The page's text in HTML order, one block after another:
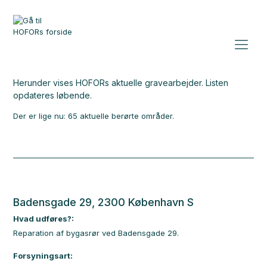
Herunder vises HOFORs aktuelle gravearbejder. Listen
opdateres løbende.
Der er lige nu: 65 aktuelle berørte områder.
Badensgade 29, 2300 København S
Hvad udføres?:
Reparation af bygasrør ved Badensgade 29.
Forsyningsart: